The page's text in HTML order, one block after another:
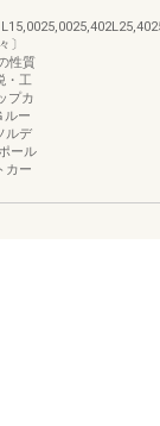
〕
性質
・工
プカ
ルー
ルデ
ール
カー